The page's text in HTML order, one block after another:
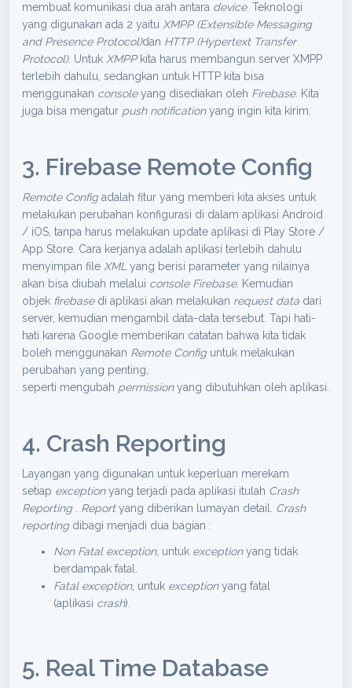
membuat komunikasi dua arah antara device. Teknologi
yang digunakan ada 2 yaitu XMPP (Extensible Messaging
and Presence Protocol)dan HTTP (Hypertext Transfer
Protocol). Untuk XMPPkita harus membangun server XMPP
terlebih dahulu, sedangkan untuk HTTP kita bisa
menggunakan consoleyang disediakan oleh Firebase. Kita
juga bisa mengatur push notificationyang ingin kita kirim.
3. Firebase Remote Config
Remote Configadalah fitur yang memberi kita akses untuk
melakukan perubahan konfigurasi di dalam aplikasi Android
/ iOS, tanpa harus melakukan update aplikasi di Play Store /
App Store. Cara kerjanya adalah aplikasi terlebih dahulu
menyimpan file XML yang berisi parameter yang nilainya
akan bisa diubah melalui console Firebase. Kemudian
objek firebasedi aplikasi akan melakukan request data dari
server, kemudian mengambil data-data tersebut. Tapi hati-
hati karena Google memberikan catatan bahwa kita tidak
boleh menggunakan Remote Configuntuk melakukan
perubahan yang penting,
seperti mengubah permissionyang dibutuhkan oleh aplikasi.
4. Crash Reporting
Layangan yang digunakan untuk keperluan merekam
setiap exceptionyang terjadi pada aplikasi itulah Crash
Reporting. Reportyang diberikan lumayan detail. Crash
reporting dibagi menjadi dua bagian :
Non Fatal exception, untuk exceptionyang tidak
berdampak fatal.
Fatal exception, untuk exceptionyang fatal
(aplikasi crash).
5. Real Time Database